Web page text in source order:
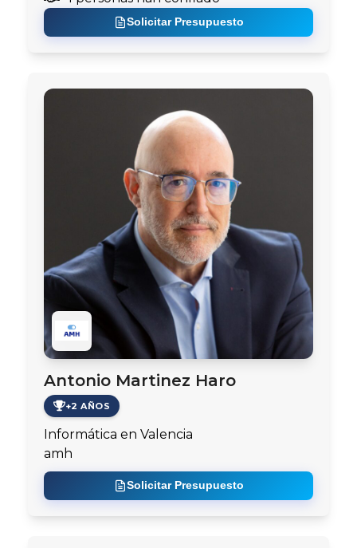
Solicitar Presupuesto
Antonio Martinez Haro
+2 AÑOS
Informática en Valencia
amh
Solicitar Presupuesto